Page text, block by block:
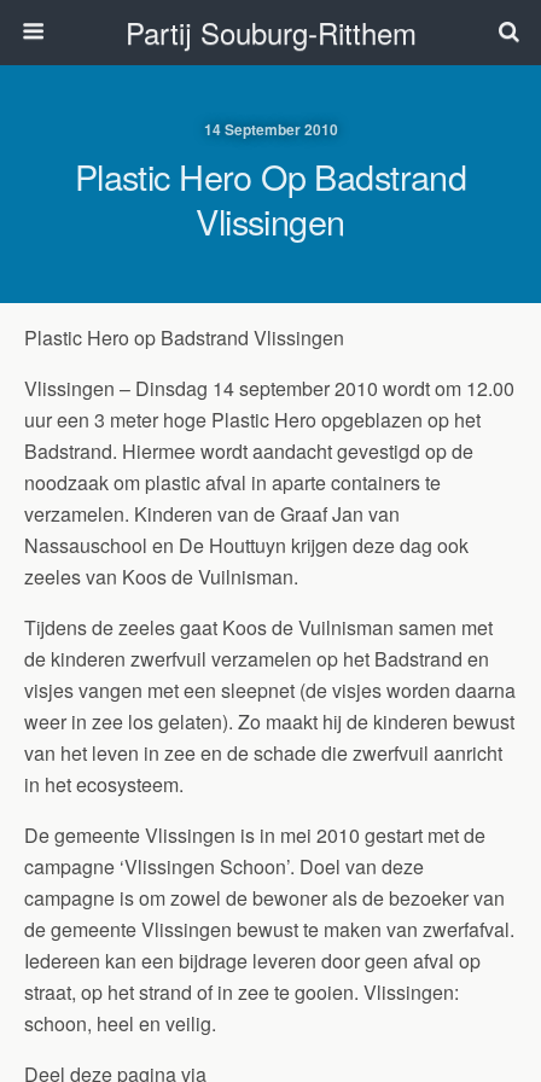
Partij Souburg-Ritthem
14 September 2010
Plastic Hero Op Badstrand
Vlissingen
Plastic Hero op Badstrand Vlissingen
Vlissingen – Dinsdag 14 september 2010 wordt om 12.00
uur een 3 meter hoge Plastic Hero opgeblazen op het
Badstrand. Hiermee wordt aandacht gevestigd op de
noodzaak om plastic afval in aparte containers te
verzamelen. Kinderen van de Graaf Jan van
Nassauschool en De Houttuyn krijgen deze dag ook
zeeles van Koos de Vuilnisman.
Tijdens de zeeles gaat Koos de Vuilnisman samen met
de kinderen zwerfvuil verzamelen op het Badstrand en
visjes vangen met een sleepnet (de visjes worden daarna
weer in zee los gelaten). Zo maakt hij de kinderen bewust
van het leven in zee en de schade die zwerfvuil aanricht
in het ecosysteem.
De gemeente Vlissingen is in mei 2010 gestart met de
campagne ‘Vlissingen Schoon’. Doel van deze
campagne is om zowel de bewoner als de bezoeker van
de gemeente Vlissingen bewust te maken van zwerfafval.
Iedereen kan een bijdrage leveren door geen afval op
straat, op het strand of in zee te gooien. Vlissingen:
schoon, heel en veilig.
Deel deze pagina via